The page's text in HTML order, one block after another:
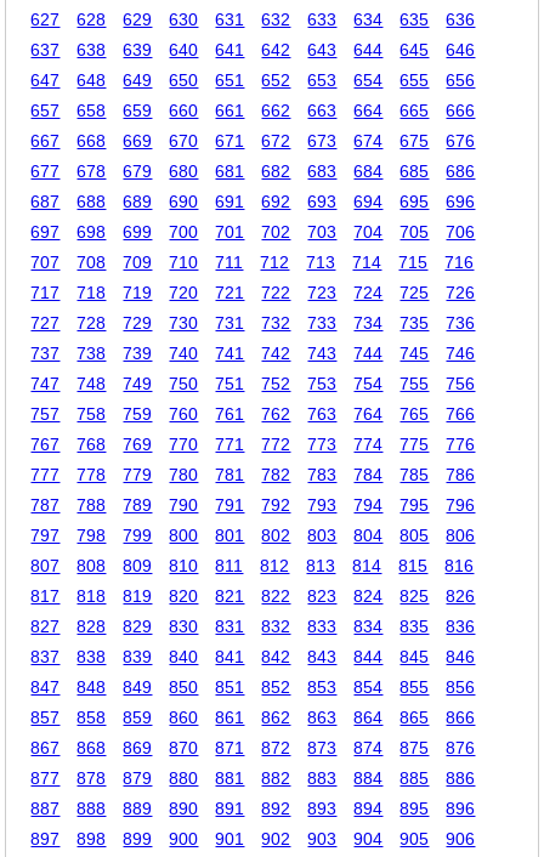
627
628 629 630 631 632 633 634 635
636
637
638 639 640 641 642 643 644 645
646
647
648 649 650 651 652 653 654 655
656
657
658 659 660 661 662 663 664 665
666
667
668 669 670 671 672 673 674 675
676
677
678 679 680 681 682 683 684 685
686
687
688 689 690 691 692 693 694 695
696
697
698 699 700 701 702 703 704 705
706
707
708 709 710 711 712 713 714 715
716
717
718 719 720 721 722 723 724 725
726
727
728 729 730 731 732 733 734 735
736
737
738 739 740 741 742 743 744 745
746
747
748 749 750 751 752 753 754 755
756
757
758 759 760 761 762 763 764 765
766
767
768 769 770 771 772 773 774 775
776
777
778 779 780 781 782 783 784 785
786
787
788 789 790 791 792 793 794 795
796
797
798 799 800 801 802 803 804 805
806
807
808 809 810 811 812 813 814 815
816
817
818 819 820 821 822 823 824 825
826
827
828 829 830 831 832 833 834 835
836
837
838 839 840 841 842 843 844 845
846
847
848 849 850 851 852 853 854 855
856
857
858 859 860 861 862 863 864 865
866
867
868 869 870 871 872 873 874 875
876
877
878 879 880 881 882 883 884 885
886
887
888 889 890 891 892 893 894 895
896
897
898 899 900 901 902 903 904 905
906